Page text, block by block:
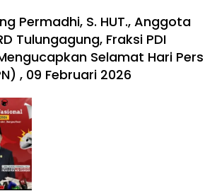
Permadhi, S. HUT., Anggota
Tulungagung, Fraksi PDI
Selamat Hari Pers
, 09 Februari 2026